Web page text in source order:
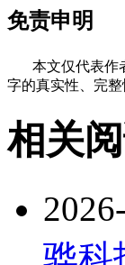
免责申明
本文仅代表作者
字的真实性、完
相关
骅科